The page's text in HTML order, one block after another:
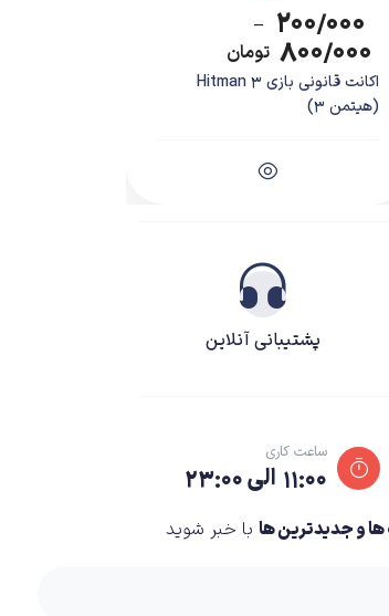
است. اگر بخواهیم یک راست به سراغ
۲۰۰/۰۰۰ –
۸۰۰/۰۰۰ تومان
اکانت قانونی بازی Hitman 3
(هیتمن 3)
پشتیبانی آنلاین
ساعت کاری
۱۱:۰۰ الی ۲۳:۰۰
و جدیدترین ها با خبر شوید